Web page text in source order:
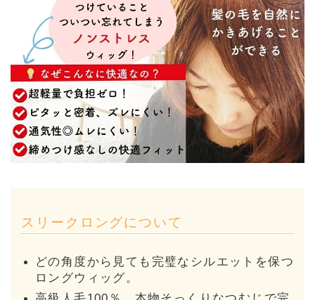
スリークロングについて
どの角度から見ても完璧なシルエットを保つ
ロングウィッグ。